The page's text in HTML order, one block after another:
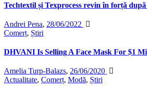
Techtextil și Texprocess revin în forță
Andrei Pena, 28/06/2022
Comerț, Știri
DHVANI Is Selling A Face Mask For $1
Amelia Turp-Balazs, 26/06/2020
Actualitate, Comerț, Modă, Știri